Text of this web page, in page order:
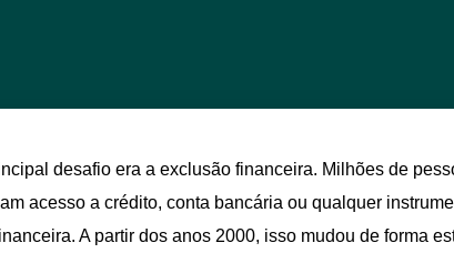
desafio era a exclusão financeira. Milhões de
acesso a crédito, conta bancária ou qualquer
A partir dos anos 2000, isso mudou de forma